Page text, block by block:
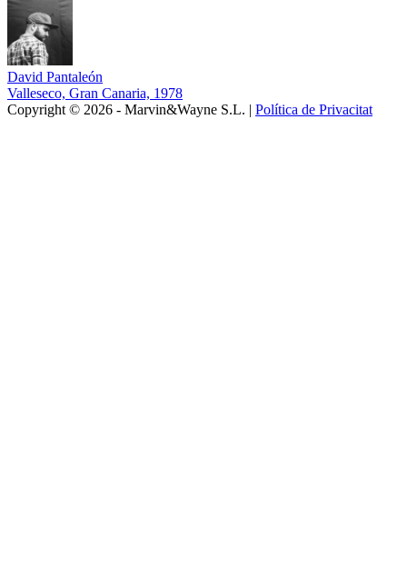
David Pantaleón
Valleseco, Gran Canaria, 1978
Copyright © 2026 - Marvin&Wayne S.L. | Política de Privacitat